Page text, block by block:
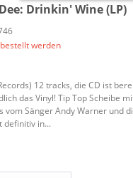
Drinkin' Wine (LP)
werden
12 tracks, die CD ist
das Vinyl! Tip Top Scheibe
vom Sänger Andy Warner und
definitiv in...